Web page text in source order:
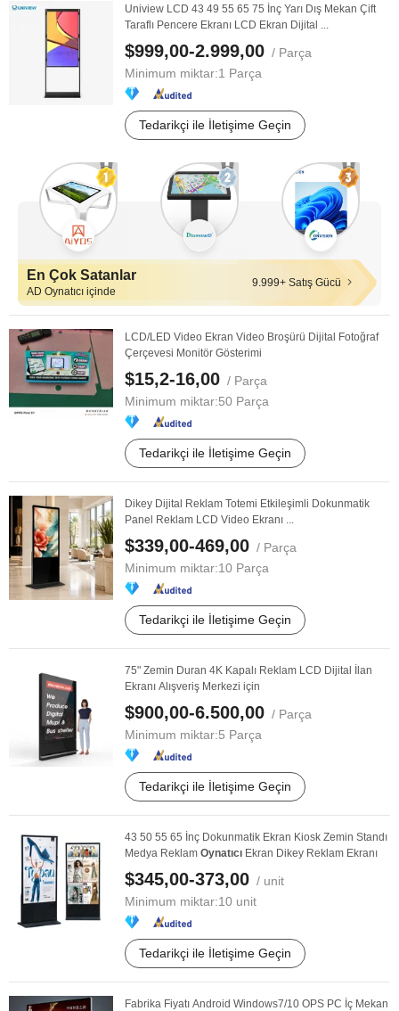
Uniview LCD 43 49 55 65 75 İnç Yarı Dış Mekan Çift
Taraflı Pencere Ekranı LCD Ekran Dijital ...
$999,00-2.999,00 / Parça
Minimum miktar:1 Parça
Tedarikçi ile İletişime Geçin
En Çok Satanlar
AD Oynatıcı içinde
9.999+ Satış Gücü
LCD/LED Video Ekran Video Broşürü Dijital Fotoğraf
Çerçevesi Monitör Gösterimi
$15,2-16,00 / Parça
Minimum miktar:50 Parça
Tedarikçi ile İletişime Geçin
Dikey Dijital Reklam Totemi Etkileşimli Dokunmatik
Panel Reklam LCD Video Ekranı ...
$339,00-469,00 / Parça
Minimum miktar:10 Parça
Tedarikçi ile İletişime Geçin
75" Zemin Duran 4K Kapalı Reklam LCD Dijital İlan
Ekranı Alışveriş Merkezi için
$900,00-6.500,00 / Parça
Minimum miktar:5 Parça
Tedarikçi ile İletişime Geçin
43 50 55 65 İnç Dokunmatik Ekran Kiosk Zemin Standı
Medya Reklam Oynatıcı Ekran Dikey Reklam Ekranı
$345,00-373,00 / unit
Minimum miktar:10 unit
Tedarikçi ile İletişime Geçin
Fabrika Fiyatı Android Windows7/10 OPS PC İç Mekan